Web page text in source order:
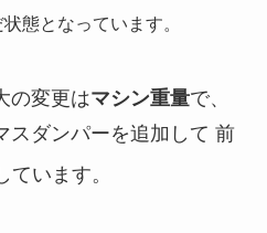
態となっています。
の変更はマシン重量で、
スダンパーを追加して 前
ています。